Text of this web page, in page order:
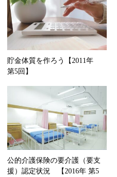
貯金体質を作ろう【2011年
第5回】
公的介護保険の要介護（要支
援）認定状況 【2016年 第5